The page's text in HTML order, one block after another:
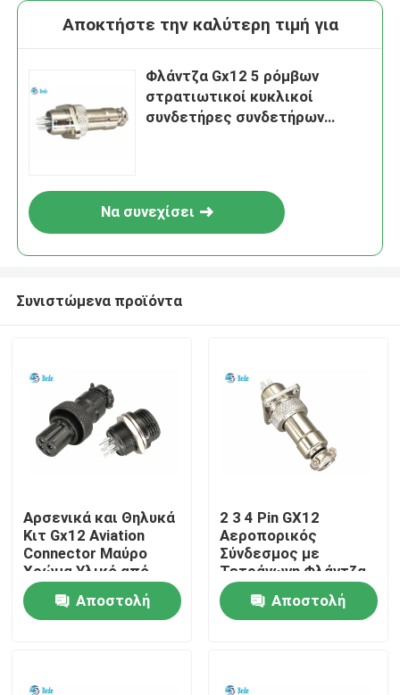
Σπίτι
Σχετικά με εμάς
Αποκτήστε την καλύτερη τιμή για
Φλάντζα Gx12 5 ρόμβων
στρατιωτικοί κυκλικοί
συνδετήρες συνδετήρων
Να συνεχίσει
Συνιστώμενα προϊόντα
Αρσενικά και Θηλυκά
Κιτ Gx12 Aviation
Connector Μαύρο
Χρώμα Υλικό από
Κράμα Ψευδαργύρου
Αποστολή
2 3 4 Pin GX12
Αεροπορικός
Σύνδεσμος με
Τετράγωνη Φλάντζα
Αρσενικό και Θηλυκό
Σετ
Αποστολή